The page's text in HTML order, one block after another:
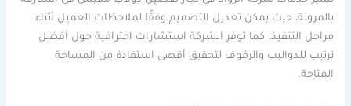
بالمرونة، حيث يمكن تعديل التصميم وفقًا لملاحظات العميل أثناء
مراحل التنفيذ. كما توفر الشركة استشارات احترافية حول أفضل
ترتيب للدواليب والرفوف لتحقيق أقصى استفادة من المساحة
المتاحة.